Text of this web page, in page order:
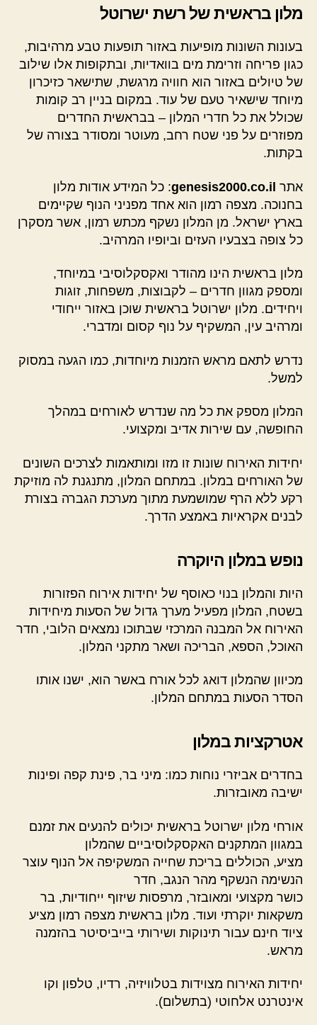
מלון בראשית של רשת ישרוטל
בעונות השונות מופיעות באזור תופעות טבע מרהיבות,
כגון פריחה וזרימת מים בוואדיות, ובתקופות אלו שילוב
של טיולים באזור הוא חוויה מרגשת, שתישאר כזיכרון
מיוחד שישאיר טעם של עוד. במקום בניין רב קומות
שכולל את כל חדרי המלון – בבראשית החדרים
מפוזרים על פני שטח רחב, מעוטר ומסודר בצורה של
בקתות.
אתר genesis2000.co.il: כל המידע אודות מלון
בחנוכה. מצפה רמון הוא אחד מפניני הנוף שקיימים
בארץ ישראל. מן המלון נשקף מכתש רמון, אשר מסקרן
כל צופה בצבעיו העזים וביופיו המרהיב.
מלון בראשית הינו מהודר ואקסקלוסיבי במיוחד,
ומספק מגוון חדרים – לקבוצות, משפחות, זוגות
ויחידים. מלון ישרוטל בראשית שוכן באזור ייחודי
ומרהיב עין, המשקיף על נוף קסום ומדברי.
נדרש לתאם מראש הזמנות מיוחדות, כמו הגעה במסוק
למשל.
המלון מספק את כל מה שנדרש לאורחים במהלך
החופשה, עם שירות אדיב ומקצועי.
יחידות האירוח שונות זו מזו ומותאמות לצרכים השונים
של האורחים במלון. במתחם המלון, מתנגנת לה מוזיקת
רקע ללא הרף שמושמעת מתוך מערכת הגברה בצורת
לבנים אקראיות באמצע הדרך.
נופש במלון היוקרה
היות והמלון בנוי כאוסף של יחידות אירוח הפזורות
בשטח, המלון מפעיל מערך גדול של הסעות מיחידות
האירוח אל המבנה המרכזי שבתוכו נמצאים הלובי, חדר
האוכל, הספא, הבריכה ושאר מתקני המלון.
מכיוון שהמלון דואג לכל אורח באשר הוא, ישנו אותו
הסדר הסעות במתחם המלון.
אטרקציות במלון
בחדרים אביזרי נוחות כמו: מיני בר, פינת קפה ופינות
ישיבה מאובזרות.
אורחי מלון ישרוטל בראשית יכולים להנעים את זמנם
במגוון המתקנים האקסקלוסיביים שהמלון
מציע, הכוללים בריכת שחייה המשקיפה אל הנוף עוצר
הנשימה הנשקף מהר הנגב, חדר
כושר מקצועי ומאובזר, מרפסות שיזוף ייחודיות, בר
משקאות יוקרתי ועוד. מלון בראשית מצפה רמון מציע
ציוד חינם עבור תינוקות ושירותי בייביסיטר בהזמנה
מראש.
יחידות האירוח מצוידות בטלוויזיה, רדיו, טלפון וקו
אינטרנט אלחוטי (בתשלום).